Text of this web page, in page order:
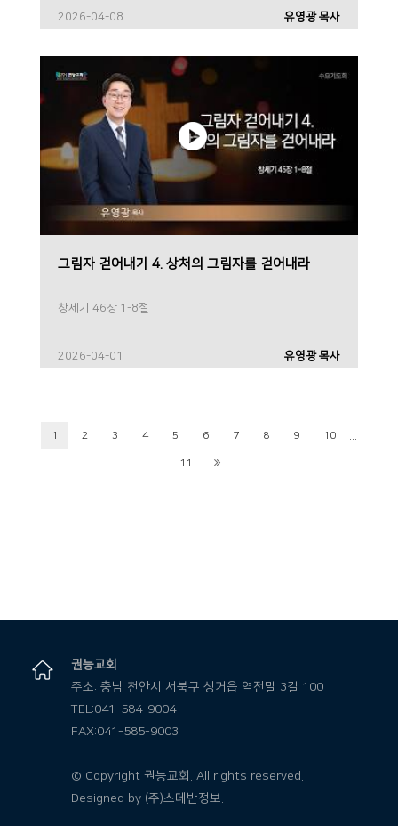
2026-04-08 유영광 목사
그림자 걷어내기 4. 상처의 그림자를 걷어내라
창세기 46장 1-8절
2026-04-01 유영광 목사
1 2 3 4 5 6 7 8 9 10
11
권능교회
주소: 충남 천안시 서북구 성거읍 역전말 3길 100
TEL:041-584-9004
FAX:041-585-9003
© Copyright 권능교회. All rights reserved.
Designed by (주)스데반정보.